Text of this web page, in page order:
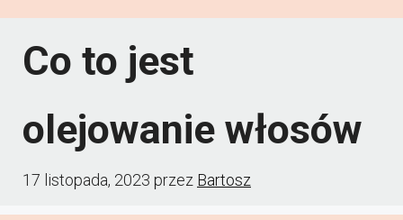
Co to jest
olejowanie włosów
17 listopada, 2023 przez Bartosz